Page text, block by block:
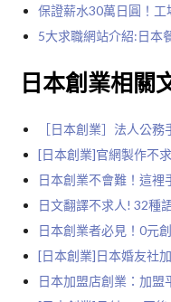
保證薪水30萬日圓！
5大求職網站介紹:日本
日本創業相關
［日本創業］法人公
[日本創業]官網製作不
日本創業不會難！這裡
日文翻譯不求人! 32種
日本創業者必見！0元
[日本創業]日本婚友社
日本加盟店創業：加盟